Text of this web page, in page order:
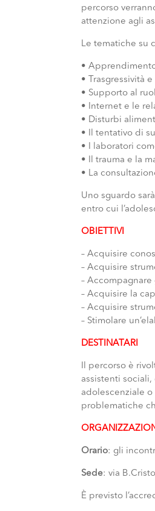
percorso
attenzione agli
Le tematiche su
•
• Trasgressività
• Supporto al
• Internet e le
• Disturbi
• Il tentativo di
• I laboratori
• Il trauma e la
• La
Uno sguardo
entro cui
OBIETTIVI
– Acquisire
– Acquisire
–
– Acquisire la
– Acquisire
– Stimolare
DESTINATARI
Il percorso è
assistenti
adolescenziale
problematiche
Orario: gli
Sede: via
È previsto